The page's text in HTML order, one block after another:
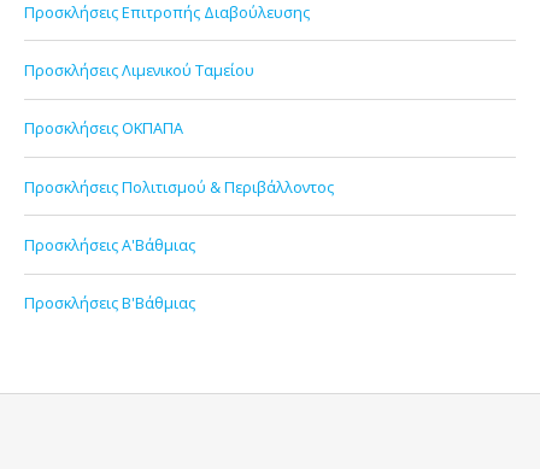
Προσκλήσεις Επιτροπής Διαβούλευσης
Προσκλήσεις Λιμενικού Ταμείου
Προσκλήσεις ΟΚΠΑΠΑ
Προσκλήσεις Πολιτισμού & Περιβάλλοντος
Προσκλήσεις Α'Βάθμιας
Προσκλήσεις Β'Βάθμιας